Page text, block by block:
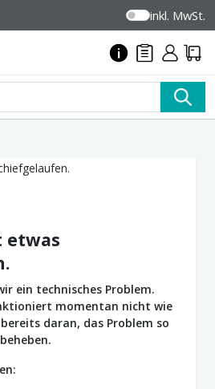
inkl. MwSt.
etwas
ein technisches Problem.
momentan nicht wie
daran, das Problem so